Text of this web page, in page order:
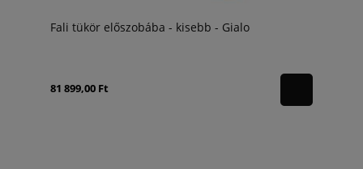
Fali tükör előszobába - kisebb - Gialo
81 899,00 Ft